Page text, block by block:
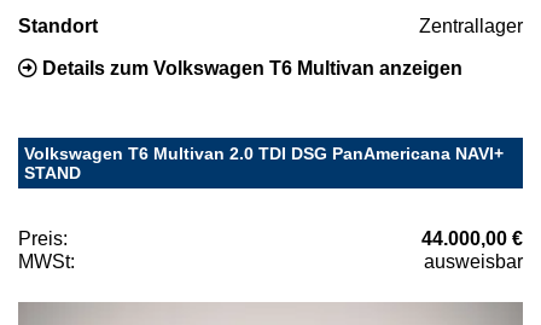
Standort Zentrallager
Details zum Volkswagen T6 Multivan anzeigen
Volkswagen T6 Multivan 2.0 TDI DSG PanAmericana NAVI+
STAND
Preis:
44.000,00 €
MWSt:
ausweisbar